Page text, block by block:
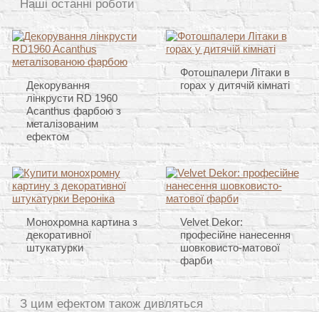
Наші останні роботи
Декорування
лінкрусти RD 1960
Acanthus фарбою з
металізованим
ефектом
Фотошпалери Літаки в
горах у дитячій кімнаті
Монохромна картина з
декоративної
штукатурки
Velvet Dekor:
професійне нанесення
шовковисто-матової
фарби
З цим ефектом також дивляться